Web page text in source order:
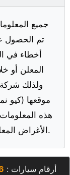
جميع
تم الحصول
أخطاء في
المعلن أو
ولذلك شركة
موقعها (كيو
هذه
الأغراض المعلنة شخصيا والقيام بالفحص قبل الشراء.
أرقام سيارات :